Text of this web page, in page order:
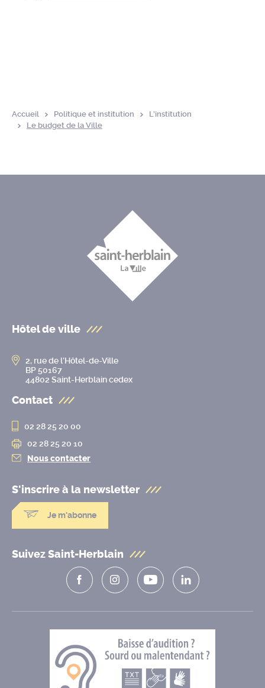
Accueil Politique et institution
L’institution
Le budget de la Ville
Hôtel de ville
2, rue de l’Hôtel-de-Ville
BP 50167
44802 Saint-Herblain cedex
Contact
02 28 25 20 00
02 28 25 20 10
Nous contacter
S'inscrire à la newsletter
Je m'abonne
Suivez Saint-Herblain